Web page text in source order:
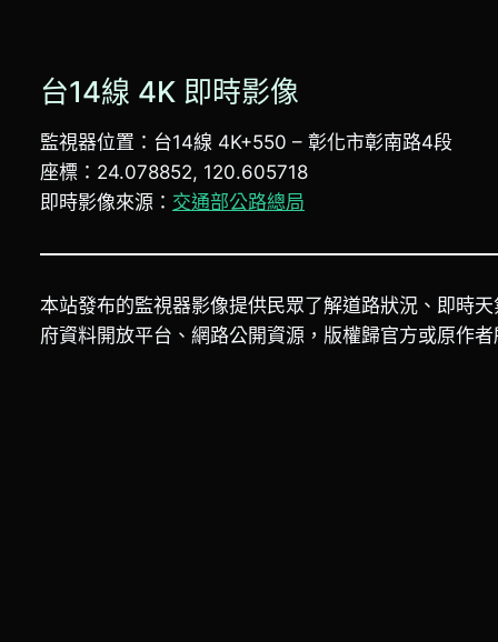
台14線 4K 即時影像
監視器位置：台14線 4K+550 – 彰化市彰南路4段
座標：24.078852, 120.605718
即時影像來源： 交通部公路總局
本站發布的監視器影像提供民眾了解道路狀況、即時
府資料開放平台、網路公開資源，版權歸官方或原作者